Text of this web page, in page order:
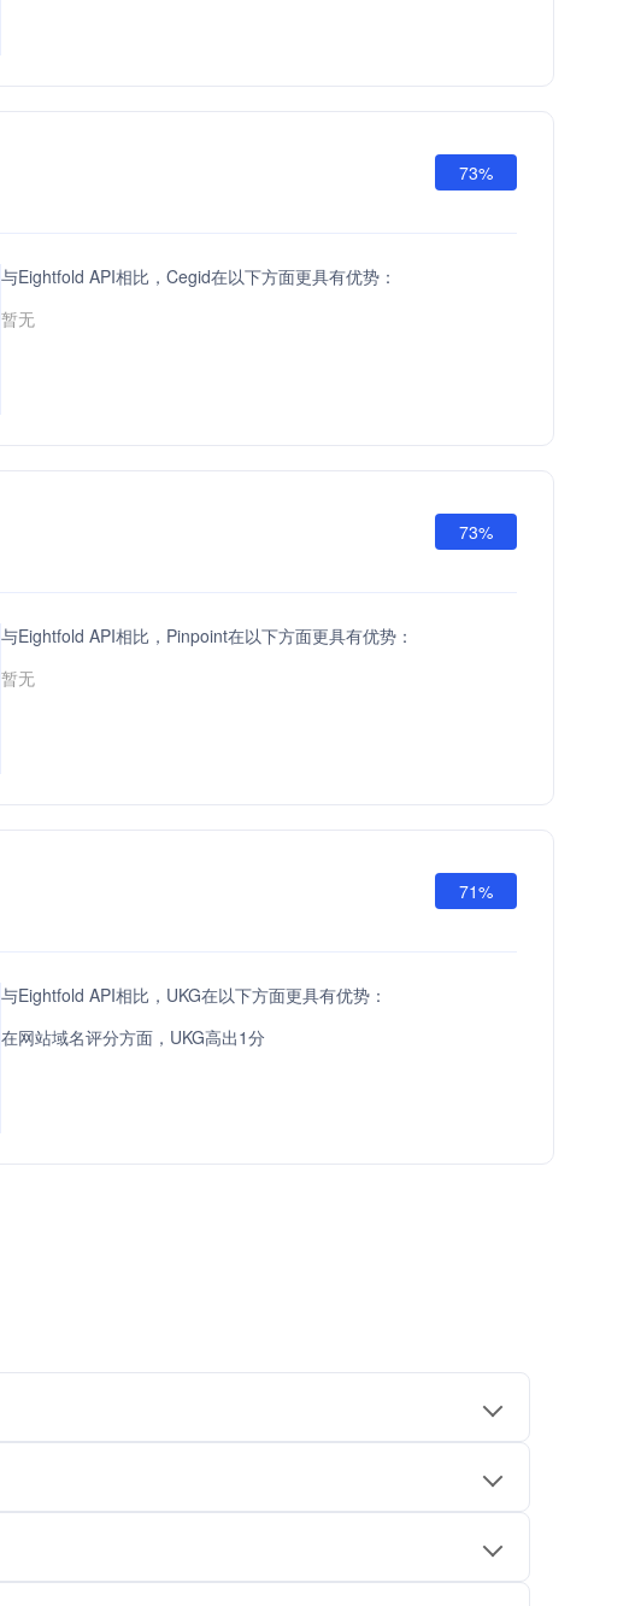
73%
与Eightfold API相比，Cegid在以下方面更具有优势：
暂无
73%
与Eightfold API相比，Pinpoint在以下方面更具有优势：
暂无
71%
与Eightfold API相比，UKG在以下方面更具有优势：
在网站域名评分方面，UKG高出1分